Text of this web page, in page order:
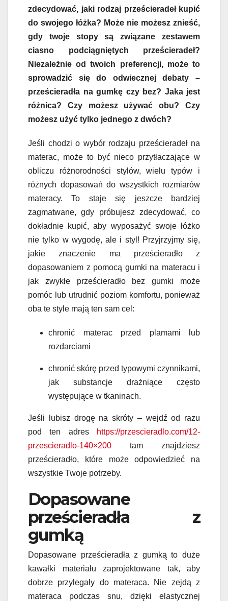
zdecydować, jaki rodzaj prześcieradeł kupić
do swojego łóżka? Może nie możesz znieść,
gdy twoje stopy są związane zestawem
ciasno podciągniętych prześcieradeł?
Niezależnie od twoich preferencji, może to
sprowadzić się do odwiecznej debaty –
prześcieradła na gumkę czy bez? Jaka jest
różnica? Czy możesz używać obu? Czy
możesz użyć tylko jednego z dwóch?
Jeśli chodzi o wybór rodzaju prześcieradeł na
materac, może to być nieco przytłaczające w
obliczu różnorodności stylów, wielu typów i
różnych dopasowań do wszystkich rozmiarów
materacy. To staje się jeszcze bardziej
zagmatwane, gdy próbujesz zdecydować, co
dokładnie kupić, aby wyposażyć swoje łóżko
nie tylko w wygodę, ale i styl! Przyjrzyjmy się,
jakie znaczenie ma prześcieradło z
dopasowaniem z pomocą gumki na materacu i
jak zwykłeprześcieradło bez gumki może
pomóc lub utrudnić poziom komfortu, ponieważ
oba te style mają ten sam cel:
chronić materac przed plamami lub
rozdarciami
chronić skórę przed typowymi czynnikami,
jak substancje drażniące często
występujące w tkaninach.
Jeśli lubisz drogę na skróty – wejdź od razu
pod ten adres
https://przescieradlo.com/12-
przescieradlo-140×200 tam znajdziesz
prześcieradło, które może odpowiedzieć na
wszystkie Twoje potrzeby.
Dopasowane
prześcieradła z
gumką
Dopasowane prześcieradła z gumką to duże
kawałki materiału zaprojektowane tak, aby
dobrze przylegały do materaca. Nie zejdą z
materaca podczas snu, dzięki elastycznej